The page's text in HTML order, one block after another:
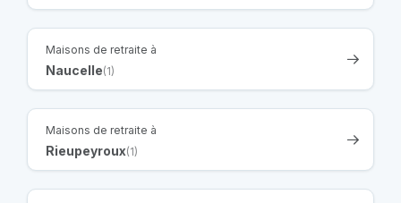
Maisons de retraite à
Naucelle(1)
Maisons de retraite à
Rieupeyroux(1)